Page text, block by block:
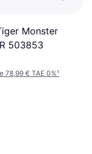
Monster
503853
78,99 € TAE 0%¹